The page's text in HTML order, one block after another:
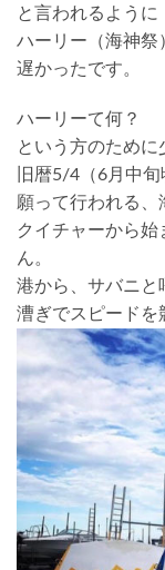
と言われるように
ハーリー（海神祭
遅かったです。
ハーリーて何？
という方のために
旧暦5/4（6月中
願って行われる、
クイチャーから
ん。
港から、サバニと
漕ぎでスピードを